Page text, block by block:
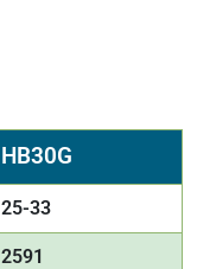
HB30G
25-33
2591